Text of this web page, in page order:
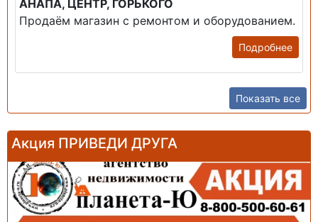
АНАПА, ЦЕНТР, ГОРЬКОГО
Продаём магазин с ремонтом и оборудованием.
Подробнее
Показать все
Акция ПРИВЕДИ ДРУГА